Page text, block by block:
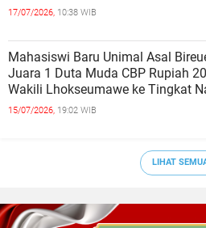
17/07/2026, 10:38 WIB
Mahasiswi Baru Unimal Asal
Juara 1 Duta Muda CBP Rupiah
Wakili Lhokseumawe ke Tingkat
15/07/2026, 19:02 WIB
LIHAT